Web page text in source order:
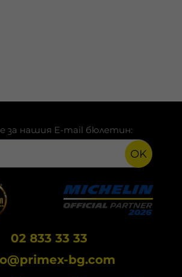
за нашия E-mail бюлетин:
OK
02 833 33 33
bg.com